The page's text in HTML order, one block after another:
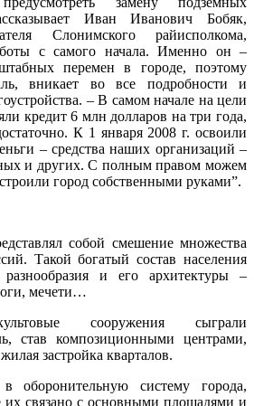
Иван Иванович Бобяк,
Слонимского райисполкома,
с самого начала. Именно он –
перемен в городе, поэтому
вникает во все подробности и
– В самом начале на цели
кредит 6 млн долларов на три года,
К 1 января 2008 г. освоили
– средства наших организаций –
и других. С полным правом можем
город собственными руками”.
собой смешение множества
Такой богатый состав населения
и его архитектуры –
мечети…
сооружения сыграли
став композиционными центрами,
застройка кварталов.
оборонительную систему города,
их связано с основными площадями и